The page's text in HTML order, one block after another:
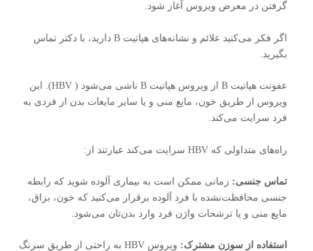
گرفتن در معرض ویروس آغاز شود.
اگر فکر می‌کنید علائم و نشانه‌های هپاتیت B دارید، با دکتر تماس
بگیرید.
عفونت هپاتیت B از ویروس هپاتیت B ناشی می‌شود ( HBV). این
ویروس از طریق خون، مایع منی و یا سایر مایعات بدن از فردی به
فرد سرایت می‌کند.
راه‌های متداولی که HBV سرایت می‌کند عبارتند از:
تماس جنسی: زمانی ممکن است به بیماری آلوده شوید که رابطه
جنسی محافظت‌نشده با فرد آلوده برقرار می‌کنید که خون، بزاق،
مایع منی و یا ترشحات واژن فرد وارد بدن‌تان می‌شود.
استفاده از سوزن مشترک:
ویروس HBV به راحتی از طریق سرنگ